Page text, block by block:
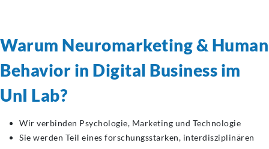
Warum Neuromarketing & Human
Behavior in Digital Business im
UnI Lab?
Wir verbinden Psychologie, Marketing und Technologie
Sie werden Teil eines forschungsstarken, interdisziplinären